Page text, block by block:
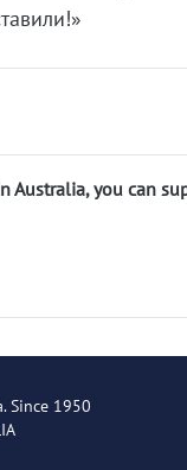
Australia, you can
Since 1950